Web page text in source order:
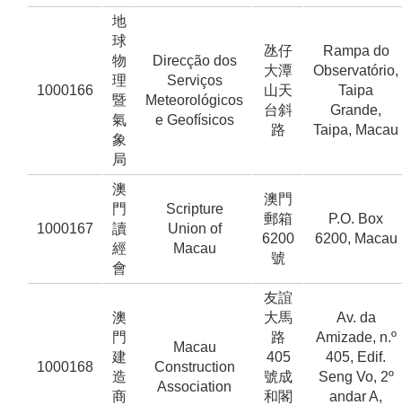
1000166
地
球
物
理
暨
氣
象
局
Direcção dos
Serviços
Meteorológicos
e Geofísicos
氹仔
大潭
山天
台斜
路
Rampa do
Observatório,
Taipa
Grande,
Taipa, Macau
1000167
澳
門
讀
經
會
Scripture
Union of
Macau
澳門
郵箱
6200
號
P.O. Box
6200, Macau
1000168
澳
門
建
造
商
Macau
Construction
Association
友誼
大馬
路
405
號成
和閣
Av. da
Amizade, n.º
405, Edif.
Seng Vo, 2º
andar A,